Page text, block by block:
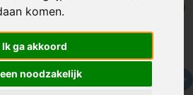
komen.
Ik ga akkoord
noodzakelijk